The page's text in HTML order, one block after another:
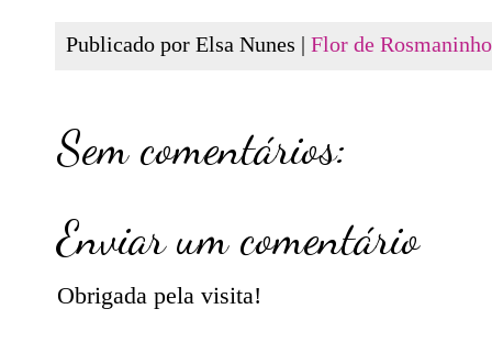
Publicado por Elsa Nunes | Flor de
Sem comentários:
Enviar um comentário
Obrigada pela visita!